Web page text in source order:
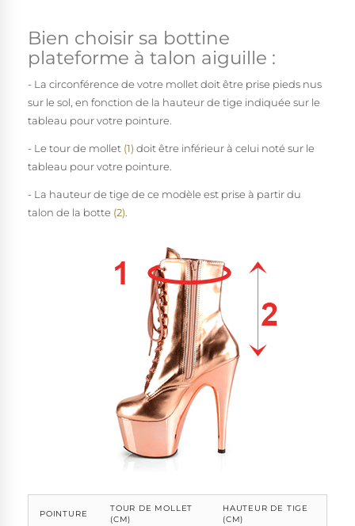
Bien choisir sa bottine
plateforme à talon aiguille :
- La circonférence de votre mollet doit être prise pieds nus
sur le sol, en fonction de la hauteur de tige indiquée sur le
tableau pour votre pointure.
- Le tour de mollet (1) doit être inférieur à celui noté sur le
tableau pour votre pointure.
- La hauteur de tige de ce modèle est prise à partir du
talon de la botte (2)
POINTURE
TOUR DE MOLLET
(CM)
HAUTEUR DE TIGE
(CM)